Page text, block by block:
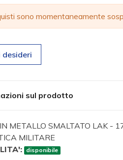
sono momentaneamente
desideri
sul prodotto
METALLO SMALTATO LAK -
MILITARE
disponibile